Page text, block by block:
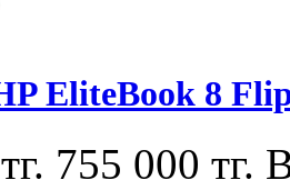
EliteBook 8
755 000 тг.